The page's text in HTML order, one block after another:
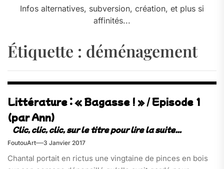
Infos alternatives, subversion, création, et plus si
affinités...
Étiquette : déménagement
Littérature : « Bagasse ! » / Episode 1
(par Ann)
FoutouArt 3 Janvier 2017
Chantal portait en rictus une vingtaine de pinces en bois